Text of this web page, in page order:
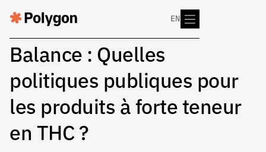
EN
Balance : Quelles
politiques publiques pour
les produits à forte teneur
en THC ?